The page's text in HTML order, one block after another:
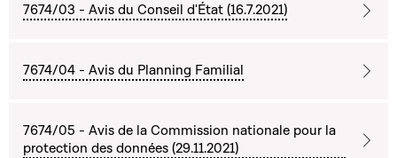
7674/03 - Avis du Conseil d'État (16.7.2021)
7674/04 - Avis du Planning Familial
7674/05 - Avis de la Commission nationale pour la
protection des données (29.11.2021)